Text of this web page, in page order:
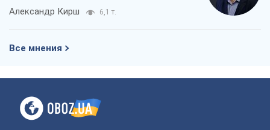
Александр Кирш 6,1 т.
Все мнения